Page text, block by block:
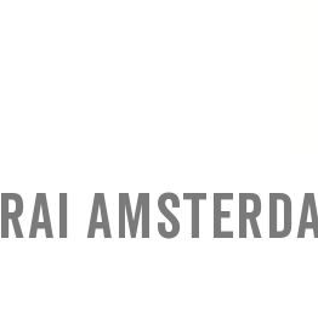
RAI